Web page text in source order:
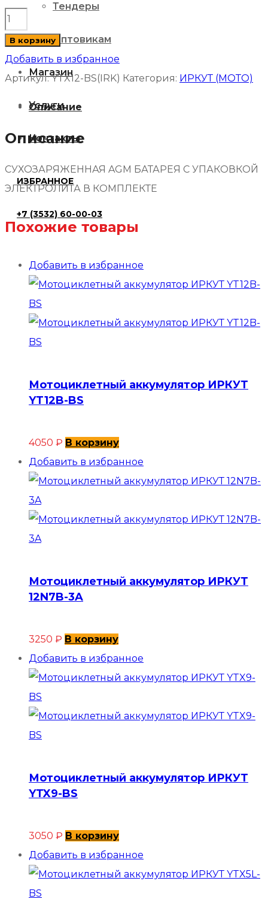
Тендеры
Оптовикам
Магазин
Услуги
Контакты
ИЗБРАННОЕ
+7 (3532) 60-00-03
Количество
товара
Мотоциклетный
аккумулятор
YTX12-
BS
В корзину
Добавить в избранное
Артикул:YTX12-BS(IRK) Категория: ИРКУТ (МОТО)
Описание
Описание
СУХОЗАРЯЖЕННАЯ AGM БАТАРЕЯ С УПАКОВКОЙ
ЭЛЕКТРОЛИТА В КОМПЛЕКТЕ
Похожие товары
Добавить в избранное
Мотоциклетный аккумулятор ИРКУТ
YT12B-BS
4050 ₽ В корзину
Добавить в избранное
Мотоциклетный аккумулятор ИРКУТ
12N7B-3A
3250 ₽ В корзину
Добавить в избранное
Мотоциклетный аккумулятор ИРКУТ
YTX9-BS
3050 ₽ В корзину
Добавить в избранное